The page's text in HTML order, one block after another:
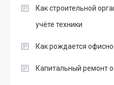
Как строительной
учёте техники
Как рождается
Капитальный ремонт